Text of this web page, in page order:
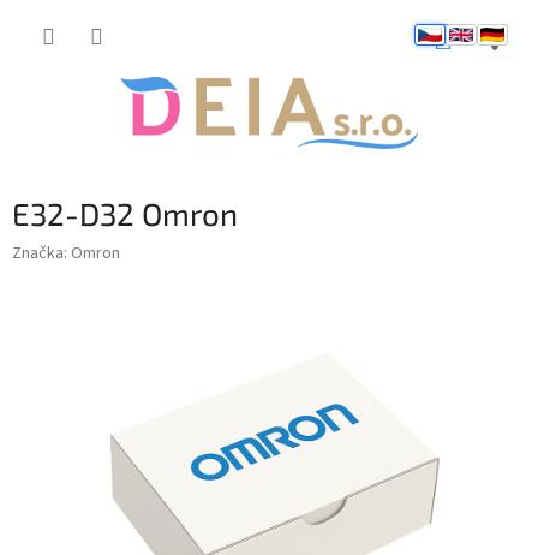
E32-D32 Omron
Značka: Omron